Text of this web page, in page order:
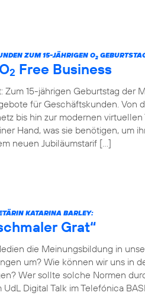
ZUM 15-JÄHRIGEN O2
2 Free Business
Zum 15-jährigen Geburtstag der
für Geschäftskunden. Von
bis hin zur modernen virtuellen
Hand, was sie benötigen, um
neuen Jubiläumstarif […]
KATARINA BARLEY:
Grat“
die Meinungsbildung in
um? Wie können wir uns in
Wer sollte solche Normen
Digital Talk im Telefónica